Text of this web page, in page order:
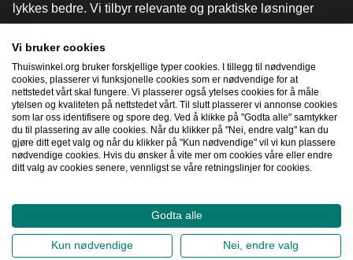
lykkes bedre. Vi tilbyr relevante og praktiske løsninger
verktøy og råd, advokatvirksomhet, markedsundersøkelser,
og har vår egen utdanningsplattform, Thuiswinkel e-
Academy.
Naviger raskt
2026©Thuiswinkel.org
Personvernerklæring Erklæring om informasjonskapsler
Vi bruker cookies
Thuiswinkel.org bruker forskjellige typer cookies. I tillegg til nødvendige
cookies, plasserer vi funksjonelle cookies som er nødvendige for at
nettstedet vårt skal fungere. Vi plasserer også ytelses cookies for å måle
ytelsen og kvaliteten på nettstedet vårt. Til slutt plasserer vi annonse cookies
som lar oss identifisere og spore deg. Ved å klikke på "Godta alle" samtykker
du til plassering av alle cookies. Når du klikker på "Nei, endre valg" kan du
gjøre ditt eget valg og når du klikker på "Kun nødvendige" vil vi kun plassere
nødvendige cookies. Hvis du ønsker å vite mer om cookies våre eller endre
ditt valg av cookies senere, vennligst se våre retningslinjer for cookies.
Godta alle
Kun nødvendige Nei, endre valg